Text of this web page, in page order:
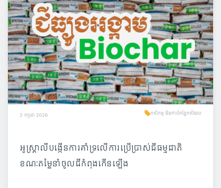
2 កក្កដា 2026 កសិកម្ម និងការកែច្នៃកសិផល
អូស្ត្រាលីបង្កើនការគាំទ្រលើការប្រើប្រាស់ជីធម្មជាតិ
ខណៈតម្លៃនាំចូលជីកំពុងកើនឡើង